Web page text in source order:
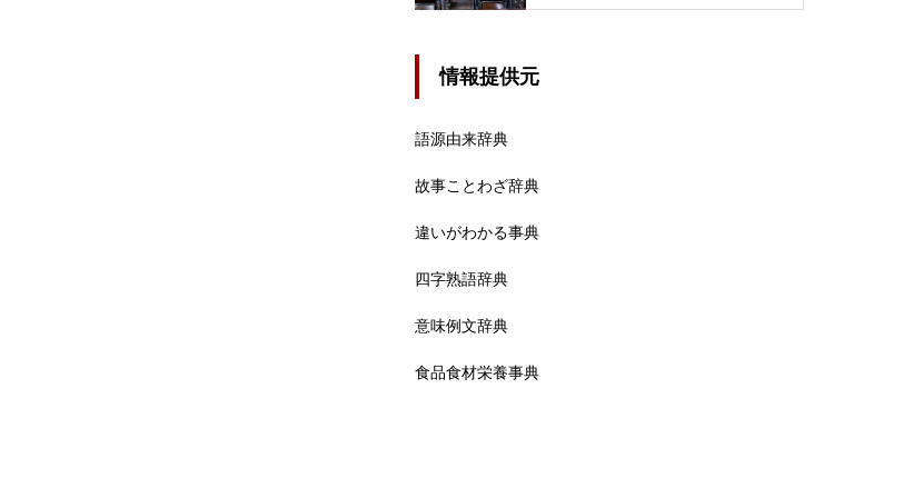
情報提供元
語源由来辞典
故事ことわざ辞典
違いがわかる事典
四字熟語辞典
意味例文辞典
食品食材栄養事典